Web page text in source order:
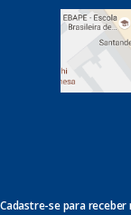
Cadastre-se para